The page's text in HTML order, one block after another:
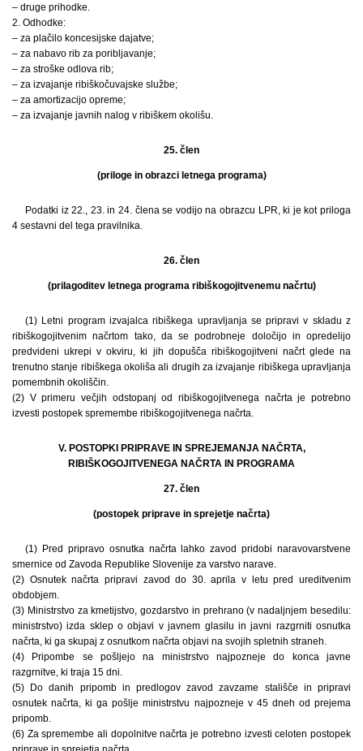
– druge prihodke.
2. Odhodke:
– za plačilo koncesijske dajatve;
– za nabavo rib za poribljavanje;
– za stroške odlova rib;
– za izvajanje ribiškočuvajske službe;
– za amortizacijo opreme;
– za izvajanje javnih nalog v ribiškem okolišu.
25. člen
(priloge in obrazci letnega programa)
Podatki iz 22., 23. in 24. člena se vodijo na obrazcu LPR, ki je kot priloga
4 sestavni del tega pravilnika.
26. člen
(prilagoditev letnega programa ribiškogojitvenemu načrtu)
(1) Letni program izvajalca ribiškega upravljanja se pripravi v skladu z
ribiškogojitvenim načrtom tako, da se podrobneje določijo in opredelijo
predvideni ukrepi v okviru, ki jih dopušča ribiškogojitveni načrt glede na
trenutno stanje ribiškega okoliša ali drugih za izvajanje ribiškega upravljanja
pomembnih okoliščin.
(2) V primeru večjih odstopanj od ribiškogojitvenega načrta je potrebno
izvesti postopek spremembe ribiškogojitvenega načrta.
V. POSTOPKI PRIPRAVE IN SPREJEMANJA NAČRTA,
RIBIŠKOGOJITVENEGA NAČRTA IN PROGRAMA
27. člen
(postopek priprave in sprejetje načrta)
(1) Pred pripravo osnutka načrta lahko zavod pridobi naravovarstvene
smernice od Zavoda Republike Slovenije za varstvo narave.
(2) Osnutek načrta pripravi zavod do 30. aprila v letu pred ureditvenim
obdobjem.
(3) Ministrstvo za kmetijstvo, gozdarstvo in prehrano (v nadaljnjem besedilu:
ministrstvo) izda sklep o objavi v javnem glasilu in javni razgrniti osnutka
načrta, ki ga skupaj z osnutkom načrta objavi na svojih spletnih straneh.
(4) Pripombe se pošljejo na ministrstvo najpozneje do konca javne
razgrnitve, ki traja 15 dni.
(5) Do danih pripomb in predlogov zavod zavzame stališče in pripravi
osnutek načrta, ki ga pošlje ministrstvu najpozneje v 45 dneh od prejema
pripomb.
(6) Za spremembe ali dopolnitve načrta je potrebno izvesti celoten postopek